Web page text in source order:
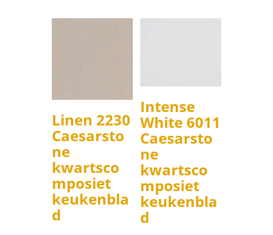
Linen 2230
Caesarsto
ne
kwartsco
mposiet
keukenbla
d
Intense
White 6011
Caesarsto
ne
kwartsco
mposiet
keukenbla
d